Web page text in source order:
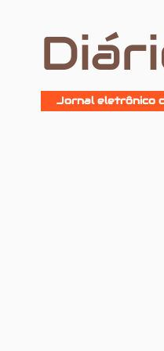
Jornal eletrônico